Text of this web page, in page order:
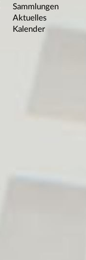
Sammlungen
Aktuelles
Kalender